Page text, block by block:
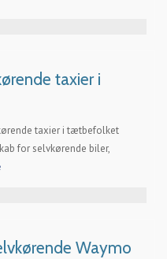
taxier i
taxier i tætbefolket
for selvkørende biler,
Waymo